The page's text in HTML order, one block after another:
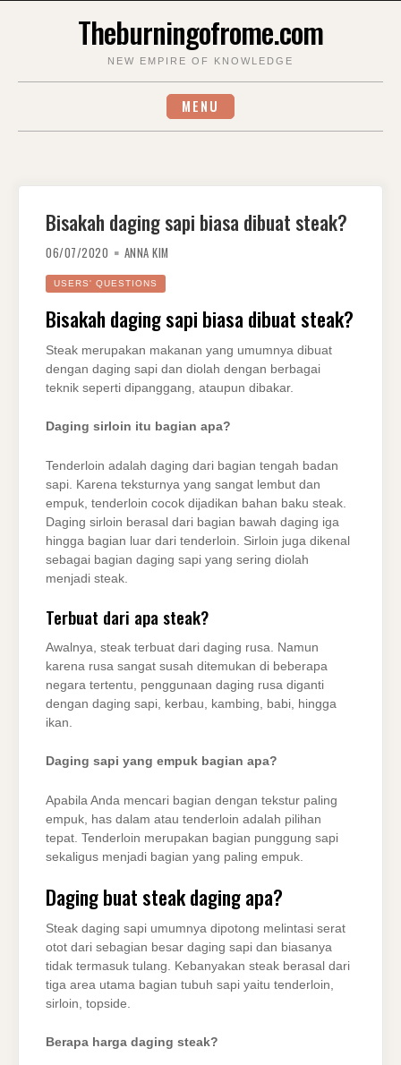
Theburningofrome.com
NEW EMPIRE OF KNOWLEDGE
MENU
Bisakah daging sapi biasa dibuat steak?
06/07/2020 ANNA KIM
USERS' QUESTIONS
Bisakah daging sapi biasa dibuat steak?
Steak merupakan makanan yang umumnya dibuat
dengan daging sapi dan diolah dengan berbagai
teknik seperti dipanggang, ataupun dibakar.
Daging sirloin itu bagian apa?
Tenderloin adalah daging dari bagian tengah badan
sapi. Karena teksturnya yang sangat lembut dan
empuk, tenderloin cocok dijadikan bahan baku steak.
Daging sirloin berasal dari bagian bawah daging iga
hingga bagian luar dari tenderloin. Sirloin juga dikenal
sebagai bagian daging sapi yang sering diolah
menjadi steak.
Terbuat dari apa steak?
Awalnya, steak terbuat dari daging rusa. Namun
karena rusa sangat susah ditemukan di beberapa
negara tertentu, penggunaan daging rusa diganti
dengan daging sapi, kerbau, kambing, babi, hingga
ikan.
Daging sapi yang empuk bagian apa?
Apabila Anda mencari bagian dengan tekstur paling
empuk, has dalam atau tenderloin adalah pilihan
tepat. Tenderloin merupakan bagian punggung sapi
sekaligus menjadi bagian yang paling empuk.
Daging buat steak daging apa?
Steak daging sapi umumnya dipotong melintasi serat
otot dari sebagian besar daging sapi dan biasanya
tidak termasuk tulang. Kebanyakan steak berasal dari
tiga area utama bagian tubuh sapi yaitu tenderloin,
sirloin, topside.
Berapa harga daging steak?